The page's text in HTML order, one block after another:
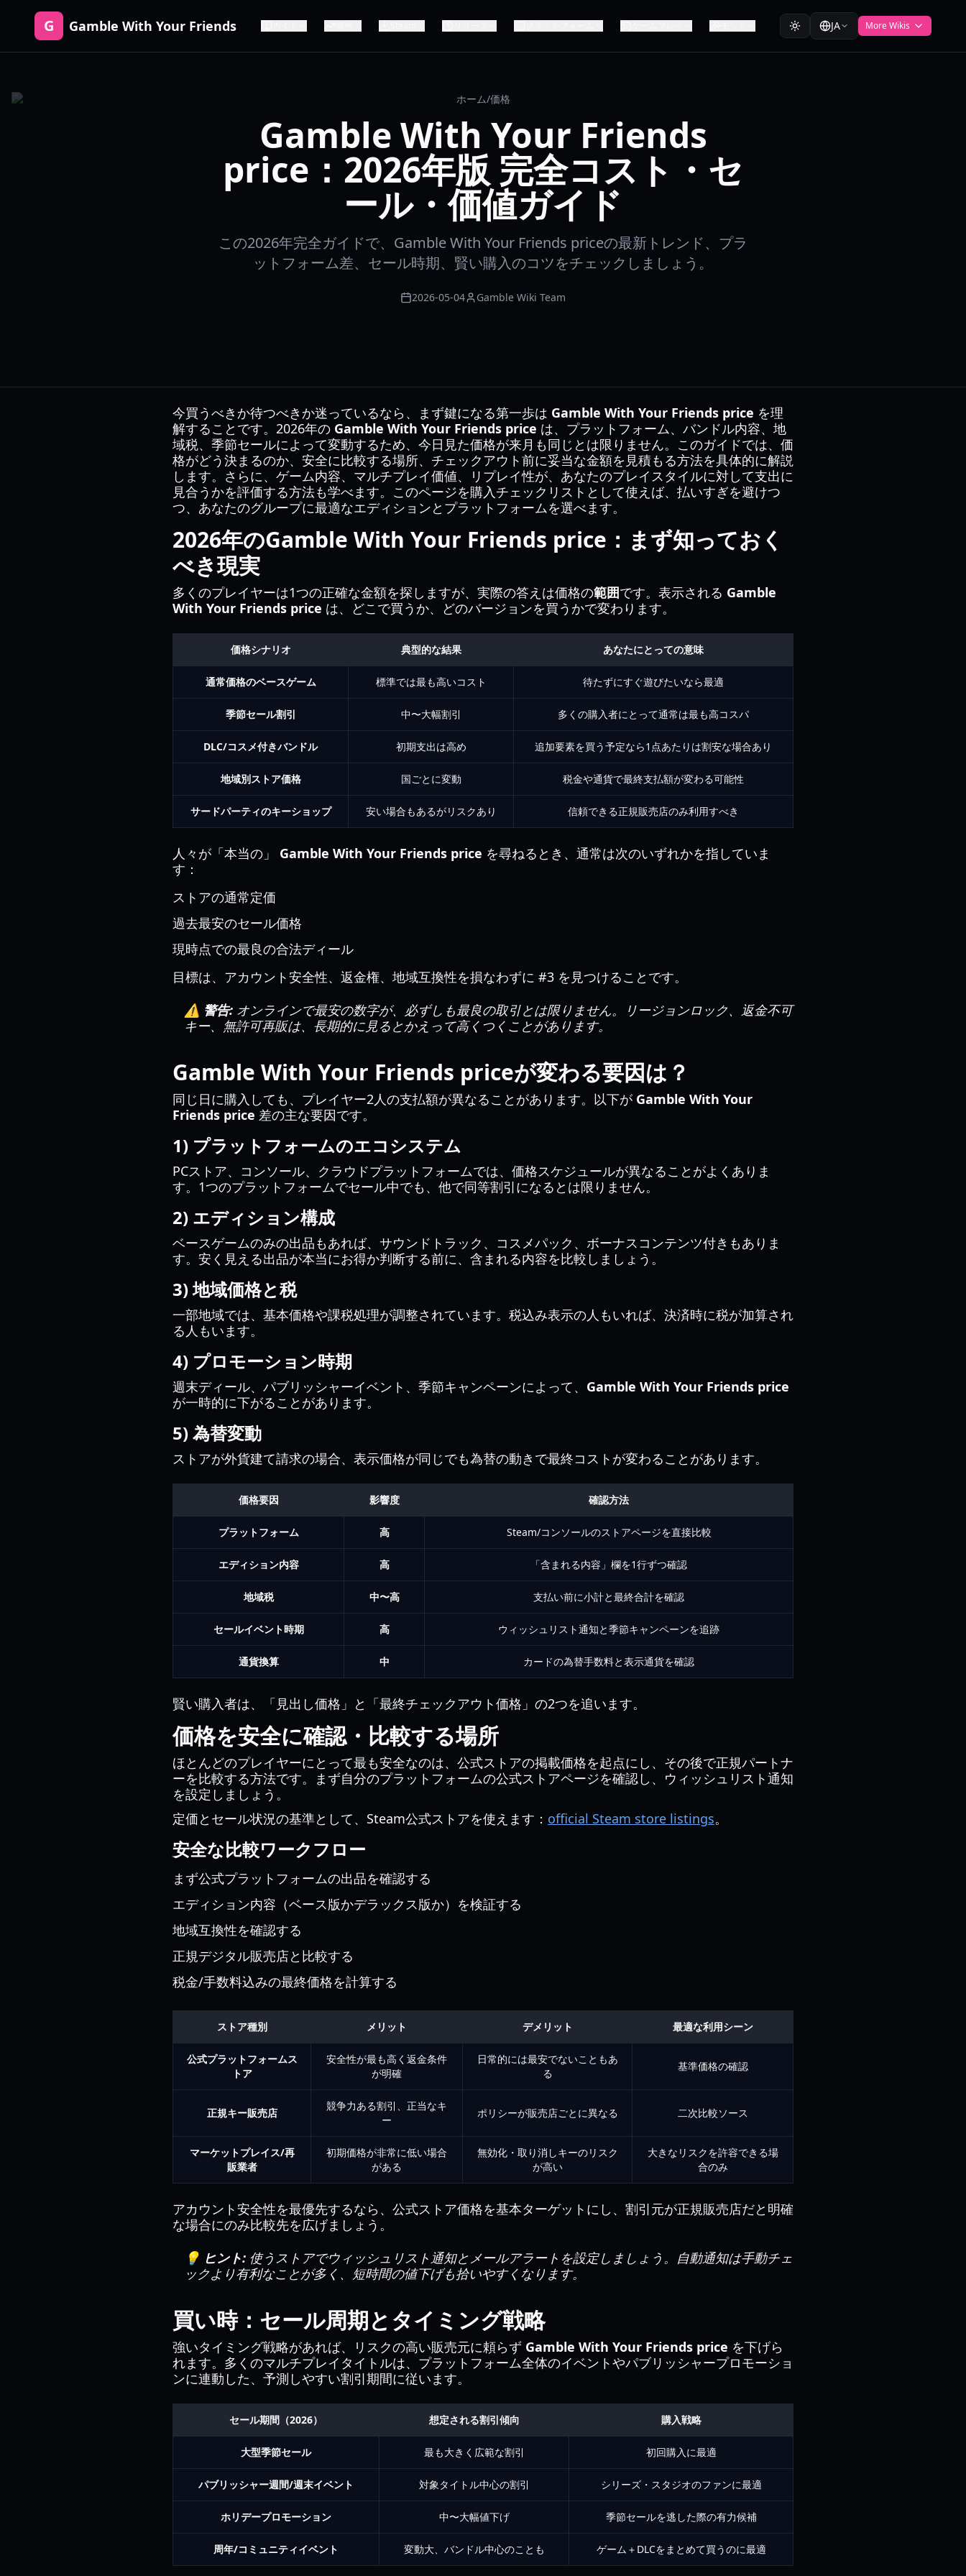
G Gamble With Your Friends JA More Wikis
ホーム/価格
Gamble With Your Friends
price：2026年版 完全コスト・セ
ール・価値ガイド
この2026年完全ガイドで、Gamble With Your Friends priceの最新トレンド、プラ
ットフォーム差、セール時期、賢い購入のコツをチェックしましょう。
2026-05-04 Gamble Wiki Team
今買うべきか待つべきか迷っているなら、まず鍵になる第一歩は Gamble With Your Friends price を理
解することです。2026年の Gamble With Your Friends price は、プラットフォーム、バンドル内容、地
域税、季節セールによって変動するため、今日見た価格が来月も同じとは限りません。このガイドでは、価
格がどう決まるのか、安全に比較する場所、チェックアウト前に妥当な金額を見積もる方法を具体的に解説
します。さらに、ゲーム内容、マルチプレイ価値、リプレイ性が、あなたのプレイスタイルに対して支出に
見合うかを評価する方法も学べます。このページを購入チェックリストとして使えば、払いすぎを避けつ
つ、あなたのグループに最適なエディションとプラットフォームを選べます。
2026年のGamble With Your Friends price：まず知っておく
べき現実
多くのプレイヤーは1つの正確な金額を探しますが、実際の答えは価格の範囲です。表示される Gamble
With Your Friends price は、どこで買うか、どのバージョンを買うかで変わります。
価格シナリオ 典型的な結果 あなたにとっての意味
通常価格のベースゲーム 標準では最も高いコスト 待たずにすぐ遊びたいなら最適
季節セール割引 中〜大幅割引 多くの購入者にとって通常は最も高コスパ
DLC/コスメ付きバンドル 初期支出は高め 追加要素を買う予定なら1点あたりは割安な場合あり
地域別ストア価格 国ごとに変動 税金や通貨で最終支払額が変わる可能性
サードパーティのキーショップ 安い場合もあるがリスクあり 信頼できる正規販売店のみ利用すべき
人々が「本当の」 Gamble With Your Friends price を尋ねるとき、通常は次のいずれかを指していま
す：
ストアの通常定価
過去最安のセール価格
現時点での最良の合法ディール
目標は、アカウント安全性、返金権、地域互換性を損なわずに #3 を見つけることです。
⚠️ 警告: オンラインで最安の数字が、必ずしも最良の取引とは限りません。リージョンロック、返金不可
キー、無許可再販は、長期的に見るとかえって高くつくことがあります。
Gamble With Your Friends priceが変わる要因は？
同じ日に購入しても、プレイヤー2人の支払額が異なることがあります。以下が Gamble With Your
Friends price 差の主な要因です。
1) プラットフォームのエコシステム
PCストア、コンソール、クラウドプラットフォームでは、価格スケジュールが異なることがよくありま
す。1つのプラットフォームでセール中でも、他で同等割引になるとは限りません。
2) エディション構成
ベースゲームのみの出品もあれば、サウンドトラック、コスメパック、ボーナスコンテンツ付きもありま
す。安く見える出品が本当にお得か判断する前に、含まれる内容を比較しましょう。
3) 地域価格と税
一部地域では、基本価格や課税処理が調整されています。税込み表示の人もいれば、決済時に税が加算され
る人もいます。
4) プロモーション時期
週末ディール、パブリッシャーイベント、季節キャンペーンによって、 Gamble With Your Friends price
が一時的に下がることがあります。
5) 為替変動
ストアが外貨建て請求の場合、表示価格が同じでも為替の動きで最終コストが変わることがあります。
価格要因 影響度 確認方法
プラットフォーム 高 Steam/コンソールのストアページを直接比較
エディション内容 高 「含まれる内容」欄を1行ずつ確認
地域税 中〜高 支払い前に小計と最終合計を確認
セールイベント時期 高 ウィッシュリスト通知と季節キャンペーンを追跡
通貨換算 中 カードの為替手数料と表示通貨を確認
賢い購入者は、「見出し価格」と「最終チェックアウト価格」の2つを追います。
価格を安全に確認・比較する場所
ほとんどのプレイヤーにとって最も安全なのは、公式ストアの掲載価格を起点にし、その後で正規パートナ
ーを比較する方法です。まず自分のプラットフォームの公式ストアページを確認し、ウィッシュリスト通知
を設定しましょう。
定価とセール状況の基準として、Steam公式ストアを使えます： official Steam store listings。
安全な比較ワークフロー
まず公式プラットフォームの出品を確認する
エディション内容（ベース版かデラックス版か）を検証する
地域互換性を確認する
正規デジタル販売店と比較する
税金/手数料込みの最終価格を計算する
ストア種別 メリット デメリット 最適な利用シーン
公式プラットフォームス
トア
安全性が最も高く返金条件
が明確
日常的には最安でないこともあ
る
基準価格の確認
正規キー販売店
競争力ある割引、正当なキ
ー
ポリシーが販売店ごとに異なる 二次比較ソース
マーケットプレイス/再
販業者
初期価格が非常に低い場合
がある
無効化・取り消しキーのリスク
が高い
大きなリスクを許容できる場
合のみ
アカウント安全性を最優先するなら、公式ストア価格を基本ターゲットにし、割引元が正規販売店だと明確
な場合にのみ比較先を広げましょう。
💡 ヒント: 使うストアでウィッシュリスト通知とメールアラートを設定しましょう。自動通知は手動チェ
ックより有利なことが多く、短時間の値下げも拾いやすくなります。
買い時：セール周期とタイミング戦略
強いタイミング戦略があれば、リスクの高い販売元に頼らず Gamble With Your Friends price を下げら
れます。多くのマルチプレイタイトルは、プラットフォーム全体のイベントやパブリッシャープロモーショ
ンに連動した、予測しやすい割引期間に従います。
セール期間（2026） 想定される割引傾向 購入戦略
大型季節セール 最も大きく広範な割引 初回購入に最適
パブリッシャー週間/週末イベント 対象タイトル中心の割引 シリーズ・スタジオのファンに最適
ホリデープロモーション 中〜大幅値下げ 季節セールを逃した際の有力候補
周年/コミュニティイベント 変動大、バンドル中心のことも ゲーム＋DLCをまとめて買うのに最適